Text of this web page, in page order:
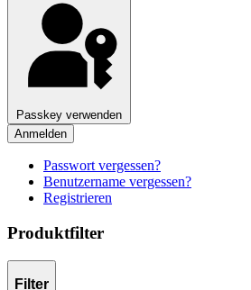
Passkey verwenden
Anmelden
Passwort vergessen?
Benutzername vergessen?
Registrieren
Produktfilter
Filter